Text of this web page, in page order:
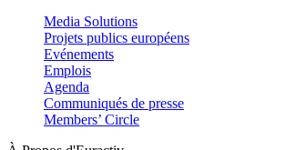
Media Solutions
Projets publics européens
Evénements
Emplois
Agenda
Communiqués de presse
Members’ Circle